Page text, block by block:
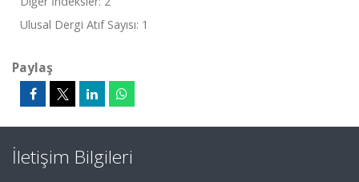
Ulusal Dergi Atıf Sayısı: 1
Paylaş
İletişim Bilgileri